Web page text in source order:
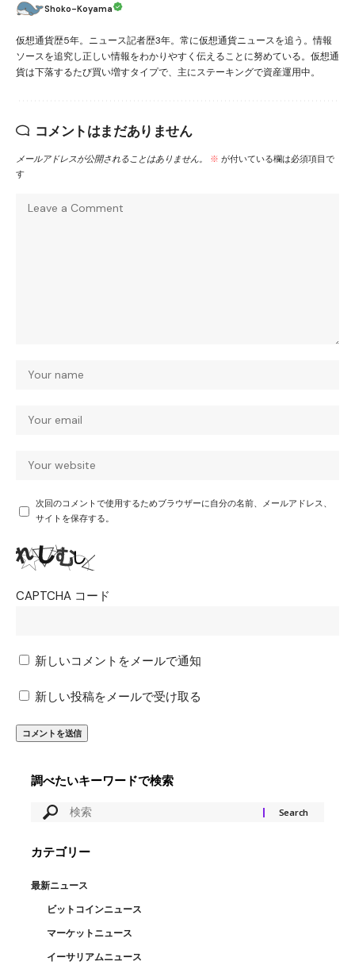
Shoko-Koyama
仮想通貨歴5年。ニュース記者歴3年。常に仮想通貨ニュースを追う。情報
ソースを追究し正しい情報をわかりやすく伝えることに努めている。仮想通
貨は下落するたび買い増すタイプで、主にステーキングで資産運用中。
コメントはまだありません
メールアドレスが公開されることはありません。 ※ が付いている欄は必須項目で
す
次回のコメントで使用するためブラウザーに自分の名前、メールアドレス、
サイトを保存する。
CAPTCHA コード
新しいコメントをメールで通知
新しい投稿をメールで受け取る
調べたいキーワードで検索
カテゴリー
最新ニュース
ビットコインニュース
マーケットニュース
イーサリアムニュース